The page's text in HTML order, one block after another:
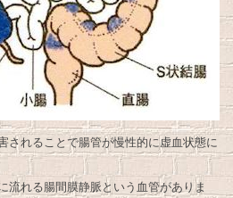
されることで腸管が慢性的に虚血状態に
流れる腸間膜静脈という血管がありま